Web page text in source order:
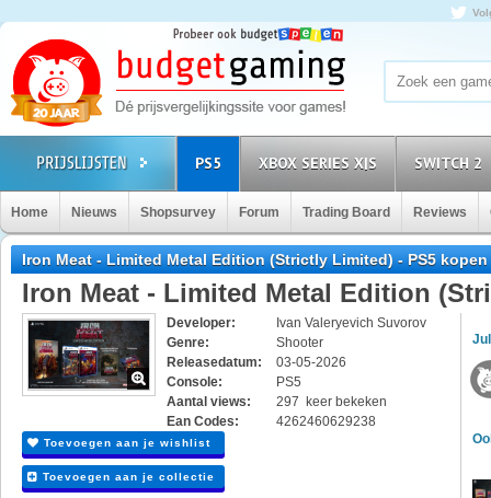
PS5 XBOX SERIES X|S SWITCH 2
Home Nieuws Shopsurvey Forum Trading Board Reviews
Iron Meat - Limited Metal Edition (Strictly Limited) - PS5 kopen
Iron Meat - Limited Metal Edition
Developer:
Ivan Valeryevich Suvorov
Genre:
Shooter
Releasedatum:
03-05-2026
Console:
PS5
Aantal views:
297 keer bekeken
Ean Codes:
4262460629238
Toevoegen aan je wishlist
Toevoegen aan je collectie